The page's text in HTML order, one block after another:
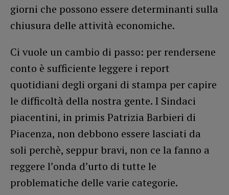
giorni che possono essere determinanti sulla
chiusura delle attività economiche.
Ci vuole un cambio di passo: per rendersene
conto è sufficiente leggere i report
quotidiani degli organi di stampa per capire
le difficoltà della nostra gente. I Sindaci
piacentini, in primis Patrizia Barbieri di
Piacenza, non debbono essere lasciati da
soli perchè, seppur bravi, non ce la fanno a
reggere l’onda d’urto di tutte le
problematiche delle varie categorie.